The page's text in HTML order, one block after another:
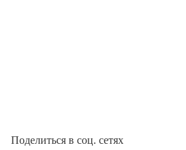
Поделиться в соц. сетях